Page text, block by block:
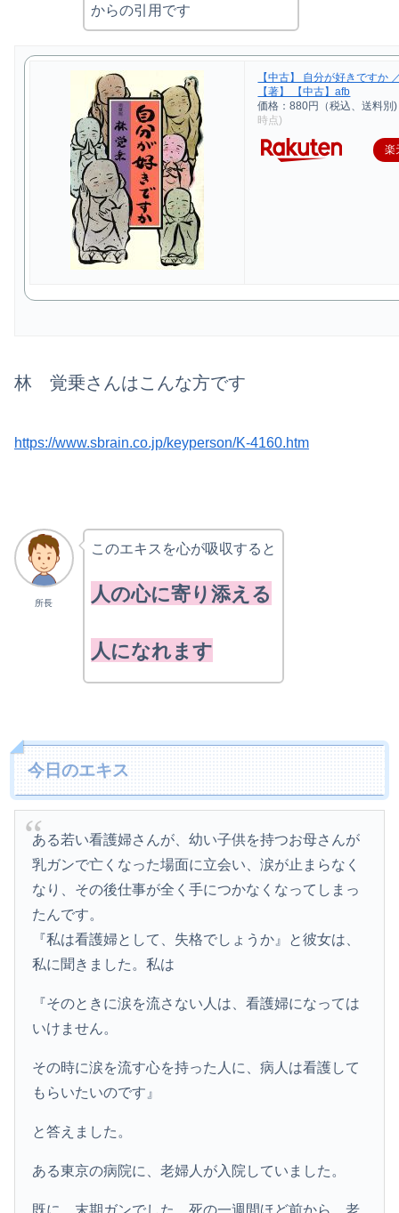
からの引用です
【中古】 自分が好きですか
【著】 【中古】afb
価格：880円（税込、送料別)
時点)
楽
林 覚乗さんはこんな方です
https://www.sbrain.co.jp/keyperson/K-4160.htm
所長
このエキスを心が吸収すると
人の心に寄り添える
人になれます
今日のエキス
ある若い看護婦さんが、幼い子供を持つお母さんが
乳ガンで亡くなった場面に立会い、涙が止まらなく
なり、その後仕事が全く手につかなくなってしまっ
たんです。
『私は看護婦として、失格でしょうか』と彼女は、
私に聞きました。私は
『そのときに涙を流さない人は、看護婦になっては
いけません。
その時に涙を流す心を持った人に、病人は看護して
もらいたいのです』
と答えました。
ある東京の病院に、老婦人が入院していました。